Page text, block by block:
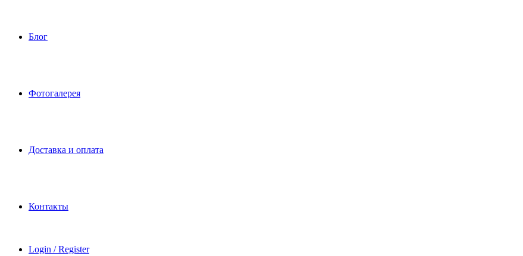
Блог
Фотогалерея
Доставка и оплата
Контакты
Login / Register